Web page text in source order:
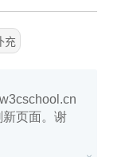
充
页面。谢